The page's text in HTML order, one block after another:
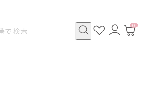
お
気
ロ
グ
カ
0